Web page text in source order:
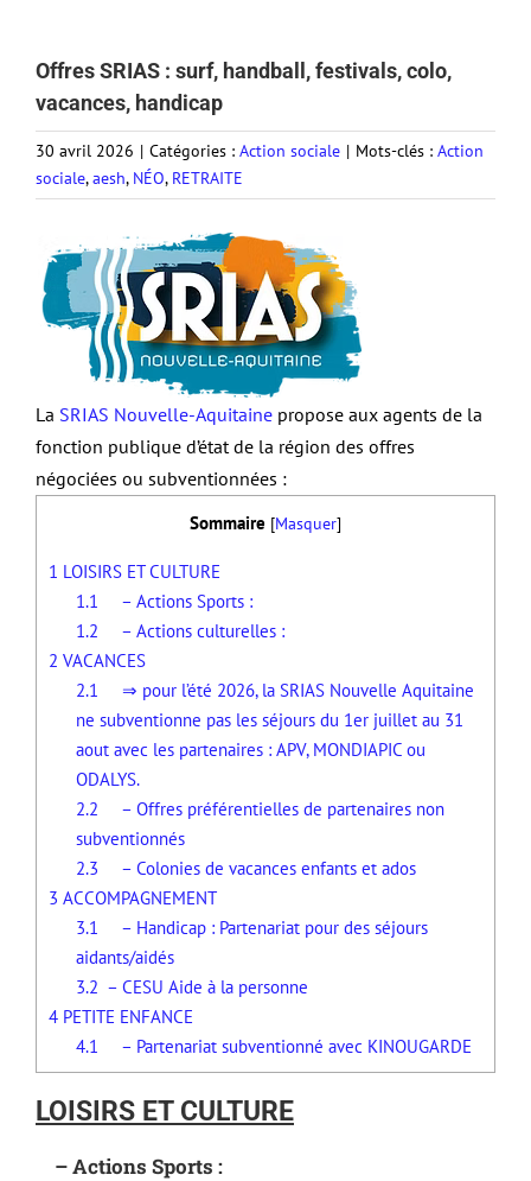
Offres SRIAS : surf, handball, festivals, colo,
vacances, handicap
30 avril 2026 | Catégories : Action sociale | Mots-clés : Action
sociale,aesh, NÉO, RETRAITE
La SRIAS Nouvelle-Aquitaine propose aux agents de la
fonction publique d’état de la région des offres
négociées ou subventionnées :
Sommaire [Masquer]
1 LOISIRS ET CULTURE
1.1
– Actions Sports :
1.2 – Actions culturelles :
2 VACANCES
2.1
⇒ pour l’été 2026, la SRIAS Nouvelle Aquitaine
ne subventionne pas les séjours du 1er juillet au 31
aout avec les partenaires : APV, MONDIAPIC ou
ODALYS.
2.2 – Offres préférentielles de partenaires non
subventionnés
2.3 – Colonies de vacances enfants et ados
3 ACCOMPAGNEMENT
3.1
– Handicap : Partenariat pour des séjours
aidants/aidés
3.2 – CESU Aide à la personne
4 PETITE ENFANCE
4.1
– Partenariat subventionné avec KINOUGARDE
LOISIRS ET CULTURE
– Actions Sports :